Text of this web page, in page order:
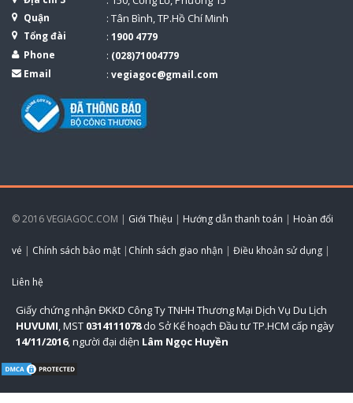
Quận : Tân Bình, TP.Hồ Chí Minh
Tổng đài : 1900 4779
Phone
: (028)71004779
Email
: vegiagoc@gmail.com
© 2016 VEGIAGOC.COM | Giới Thiệu | Hướng dẫn thanh toán | Hoàn đổi
vé | Chính sách bảo mật | Chính sách giao nhận | Điều khoản sử dụng |
Liên hệ
Giấy chứng nhận ĐKKD Công Ty TNHH Thương Mại Dịch Vụ Du Lịch
HUVUMI , MST 0314111078do Sở Kế hoạch Đầu tư TP.HCM cấp ngày
14/11/2016, người đại diện Lâm Ngọc Huyền